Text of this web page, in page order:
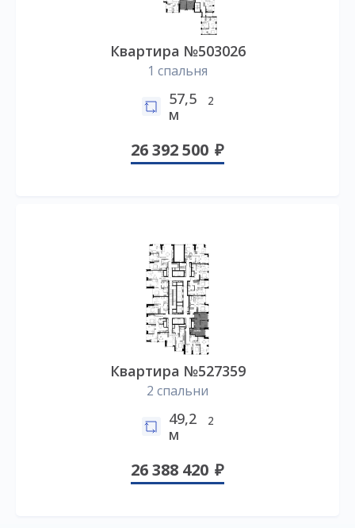
Квартира №503026
1 спальня
57,5
м
2
26 392 500
Квартира №527359
2 спальни
49,2
м
2
26 388 420